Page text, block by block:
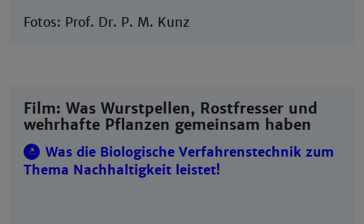
Fotos: Prof. Dr. P. M. Kunz
Film: Was Wurstpellen, Rostfresser und
wehrhafte Pflanzen gemeinsam haben
Was die Biologische Verfahrenstechnik zum
Thema Nachhaltigkeit leistet!